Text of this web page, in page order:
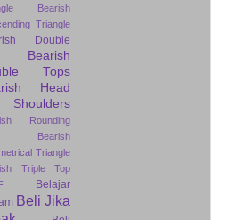
Bearish
Triangle
Double
Bearish
Tops
Head
Shoulders
Rounding
Bearish
Triangle
Triple Top
Belajar
Beli Jika